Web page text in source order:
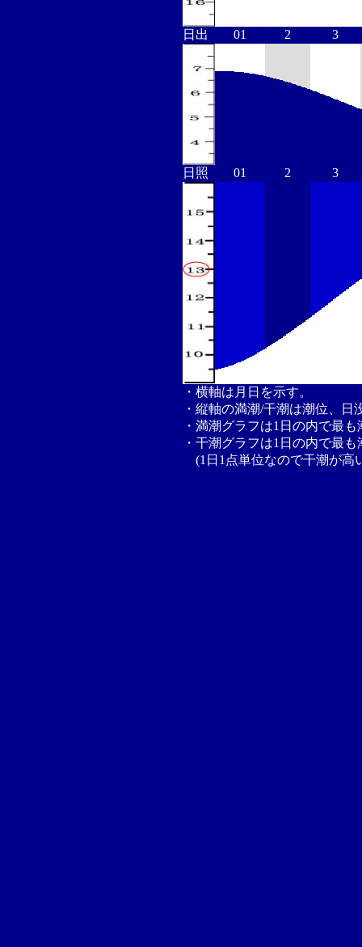
日出 01 2 3
日照 01 2 3
・横軸は月日を示す。
・縦軸の満潮/干潮は潮位、
・満潮グラフは1日の内で最
・干潮グラフは1日の内で最
(1日1点単位なので干潮が高